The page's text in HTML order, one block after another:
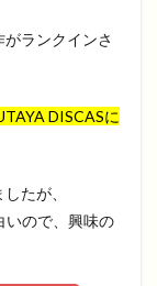
ランクインさ
DISCASに
たが、
いので、興味の